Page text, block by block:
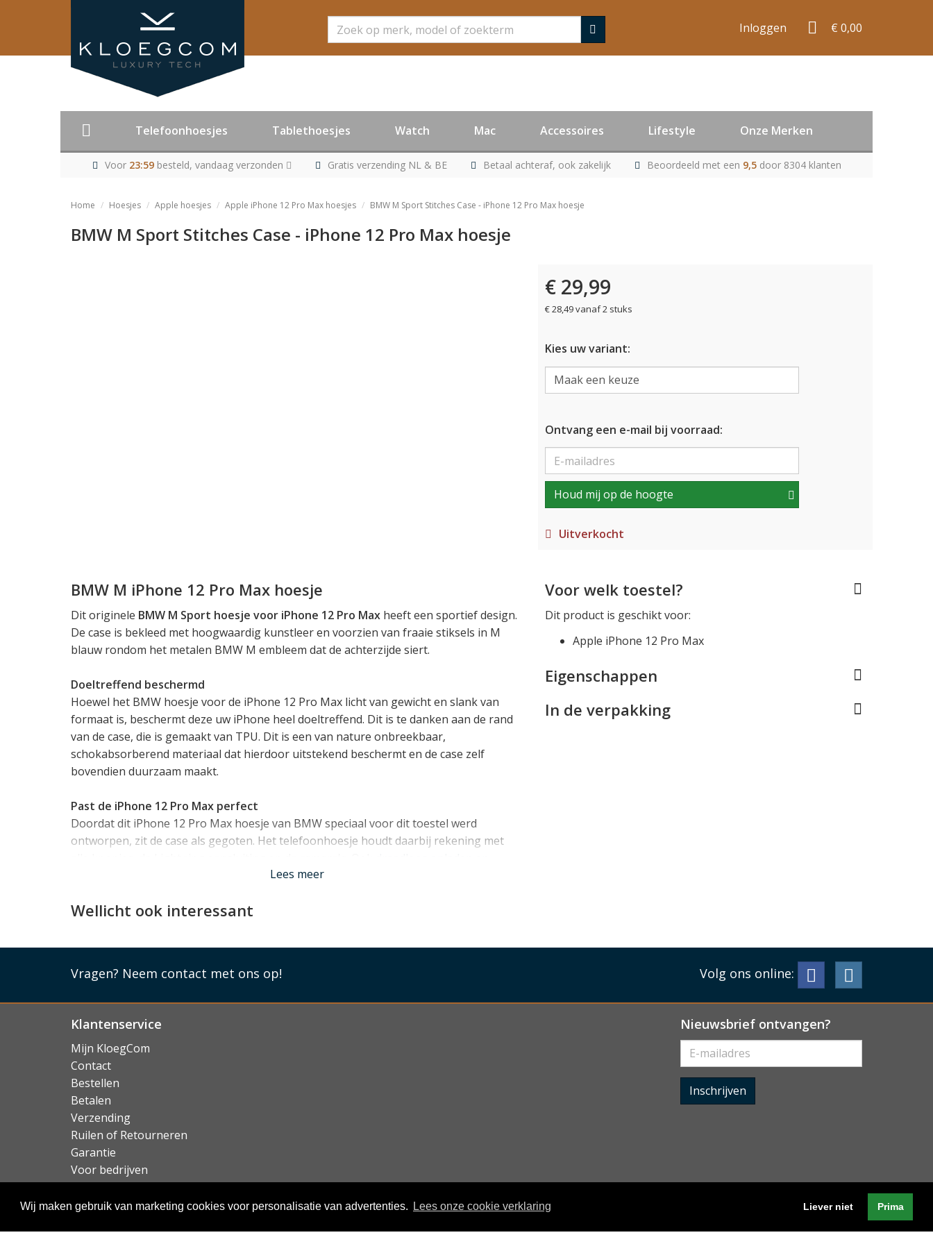
Wij maken gebruik van marketing cookies voor personalisatie van advertenties. Lees onze cookie verklaring Liever niet Prima
Zoeken Inloggen € 0,00
Telefoonhoesjes Tablethoesjes Watch Mac Accessoires Lifestyle Onze Merken
Voor 23:59besteld, vandaag verzonden Gratis verzending NL & BE Betaal achteraf, ook zakelijk Beoordeeld met een 9,5 door 8304 klanten
Home Hoesjes Apple hoesjes Apple iPhone 12 Pro Max hoesjes BMW M Sport Stitches Case - iPhone 12 Pro Max hoesje
BMW M Sport Stitches Case - iPhone 12 Pro Max hoesje
€ 29,99
€ 28,49 vanaf 2 stuks
Kies uw variant:
Ontvang een e-mail bij voorraad:
Houd mij op de hoogte
Uitverkocht
BMW M iPhone 12 Pro Max hoesje
Dit originele BMW M Sport hoesje voor iPhone 12 Pro Max heeft een sportief design.
De case is bekleed met hoogwaardig kunstleer en voorzien van fraaie stiksels in M
blauw rondom het metalen BMW M embleem dat de achterzijde siert.
Doeltreffend beschermd
Hoewel het BMW hoesje voor de iPhone 12 Pro Max licht van gewicht en slank van
formaat is, beschermt deze uw iPhone heel doeltreffend. Dit is te danken aan de rand
van de case, die is gemaakt van TPU. Dit is een van nature onbreekbaar,
schokabsorberend materiaal dat hierdoor uitstekend beschermt en de case zelf
bovendien duurzaam maakt.
Past de iPhone 12 Pro Max perfect
Doordat dit iPhone 12 Pro Max hoesje van BMW speciaal voor dit toestel werd
ontworpen, zit de case als gegoten. Het telefoonhoesje houdt daarbij rekening met
blijft gewoon mogelijk terwijl uw iPhone in het BMW hoesje zit.
Lees meer
Voor welk toestel?
Dit product is geschikt voor:
Apple iPhone 12 Pro Max
Eigenschappen
In de verpakking
Wellicht ook interessant
Vragen? Neem contact met ons op! Volg ons online:
Klantenservice
Mijn KloegCom
Contact
Bestellen
Betalen
Verzending
Ruilen of Retourneren
Garantie
Voor bedrijven
Over KloegCom.nl
Nieuwsbrief ontvangen?
Inschrijven
© KloegCom 2008 - 2026 - Privacyverklaring